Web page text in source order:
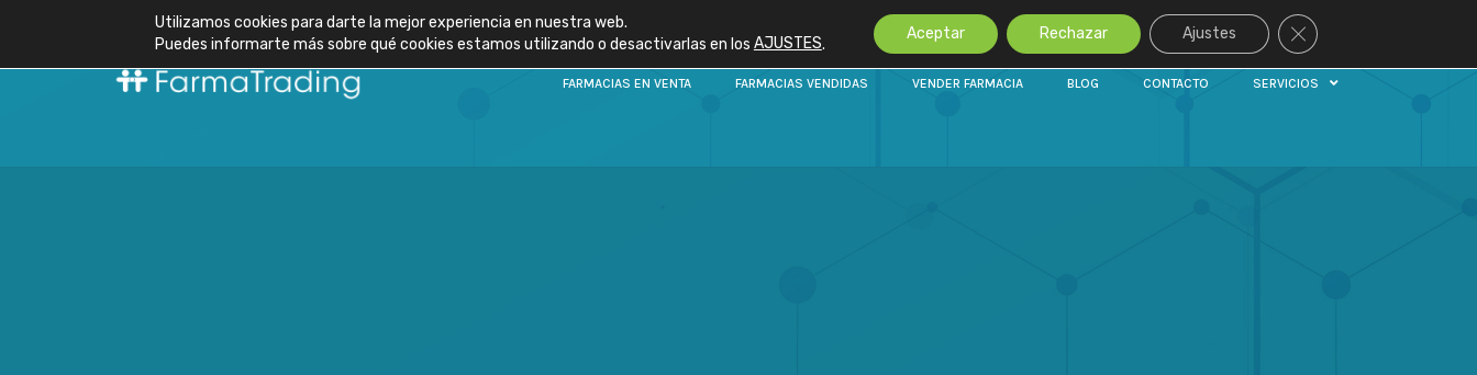
FARMACIAS EN VENTA FARMACIAS VENDIDAS VENDER FARMACIA BLOG CONTACTO SERVICIOS
Utilizamos cookies para darte la mejor experiencia en nuestra web.
Puedes informarte más sobre qué cookies estamos utilizando o desactivarlas en los AJUSTES.
Aceptar Rechazar Ajustes Cerrar el banner de